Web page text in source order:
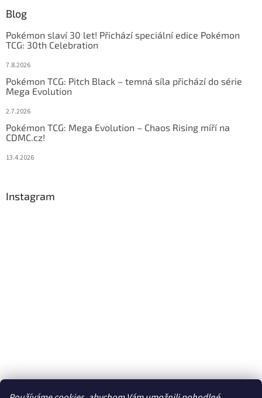
Blog
Pokémon slaví 30 let! Přichází speciální edice Pokémon
TCG: 30th Celebration
7.8.2026
Pokémon TCG: Pitch Black – temná síla přichází do série
Mega Evolution
2.7.2026
Pokémon TCG: Mega Evolution – Chaos Rising míří na
CDMC.cz!
13.4.2026
Instagram